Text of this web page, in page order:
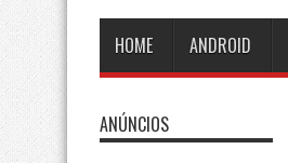
HOME ANDROID
ANÚNCIOS